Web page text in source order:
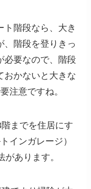
ト階段なら、大き
、階段を登りきっ
必要なので、階段
おかないと大きな
注意ですね。
までを住居にす
インガレージ）
あります。